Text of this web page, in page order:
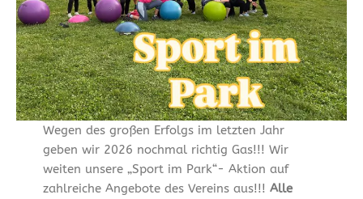
Wegen des großen Erfolgs im letzten Jahr
geben wir 2026 nochmal richtig Gas!!! Wir
weiten unsere „Sport im Park“- Aktion auf
zahlreiche Angebote des Vereins aus!!! Alle